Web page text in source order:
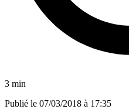
3 min
Publié le 07/03/2018 à 17:35